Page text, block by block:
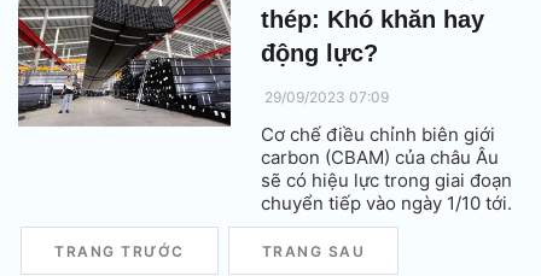
thép: Khó khăn hay
động lực?
29/09/2023 07:09
Cơ chế điều chỉnh biên giới
carbon (CBAM) của châu Âu
sẽ có hiệu lực trong giai đoạn
chuyển tiếp vào ngày 1/10 tới.
TRANG TRƯỚC TRANG SAU